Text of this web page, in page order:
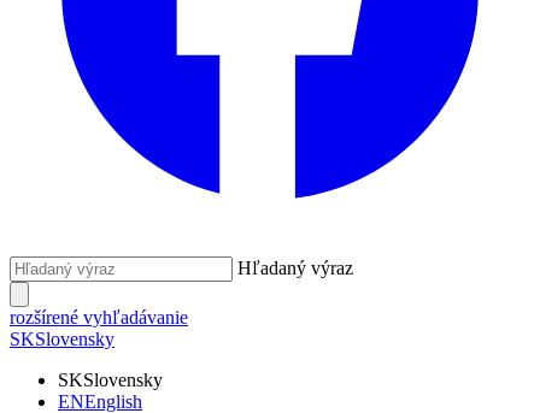
Hľadaný výraz
rozšírené vyhľadávanie
SKSlovensky
SKSlovensky
ENEnglish